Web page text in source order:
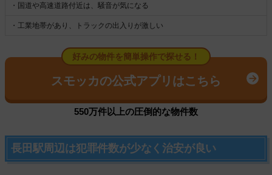
・国道や高速道路付近は、騒音が気になる
・工業地帯があり、トラックの出入りが激しい
好みの物件を簡単操作で探せる！
スモッカの公式アプリはこちら
550万件以上の圧倒的な物件数
長田駅周辺は犯罪件数が少なく治安が良い